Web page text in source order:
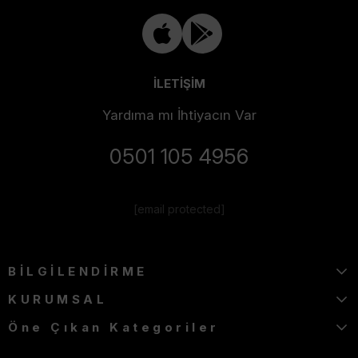
İLETİŞİM
Yardıma mı İhtiyacın Var
0501 105 4956
[email protected]
BİLGİLENDİRME
KURUMSAL
Öne Çıkan Kategoriler